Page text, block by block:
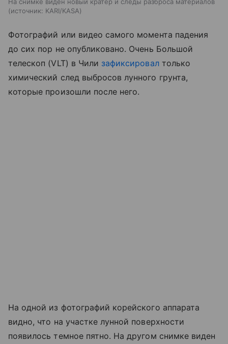
На снимке виден новый кратер и следы разброса материалов
источник: KARI/KASA
Фотографий или видео самого момента падения
до сих пор не опубликовано. Очень Большой
телескоп (VLT) в Чили зафиксировалтолько
химический след выбросов лунного грунта,
которые произошли после него.
На одной из фотографий корейского аппарата
видно, что на участке лунной поверхности
появилось темное пятно. На другом снимке виден